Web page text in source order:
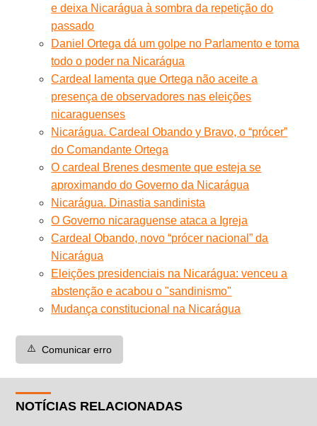
e deixa Nicarágua à sombra da repetição do
passado
Daniel Ortega dá um golpe no Parlamento e toma
todo o poder na Nicarágua
Cardeal lamenta que Ortega não aceite a
presença de observadores nas eleições
nicaraguenses
Nicarágua. Cardeal Obando y Bravo, o “prócer”
do Comandante Ortega
O cardeal Brenes desmente que esteja se
aproximando do Governo da Nicarágua
Nicarágua. Dinastia sandinista
O Governo nicaraguense ataca a Igreja
Cardeal Obando, novo “prócer nacional” da
Nicarágua
Eleições presidenciais na Nicarágua: venceu a
abstenção e acabou o "sandinismo"
Mudança constitucional na Nicarágua
⚠️ Comunicar erro
NOTÍCIAS RELACIONADAS